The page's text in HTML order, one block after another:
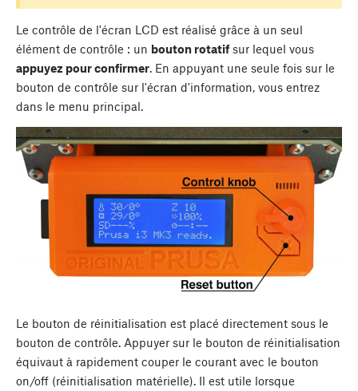
Le contrôle de l'écran LCD est réalisé grâce à un seul
élément de contrôle : un bouton rotatifsur lequel vous
appuyez pour confirmer. En appuyant une seule fois sur le
bouton de contrôle sur l'écran d'information, vous entrez
dans le menu principal.
Le bouton de réinitialisation est placé directement sous le
bouton de contrôle. Appuyer sur le bouton de réinitialisation
équivaut à rapidement couper le courant avec le bouton
on/off (réinitialisation matérielle). Il est utile lorsque